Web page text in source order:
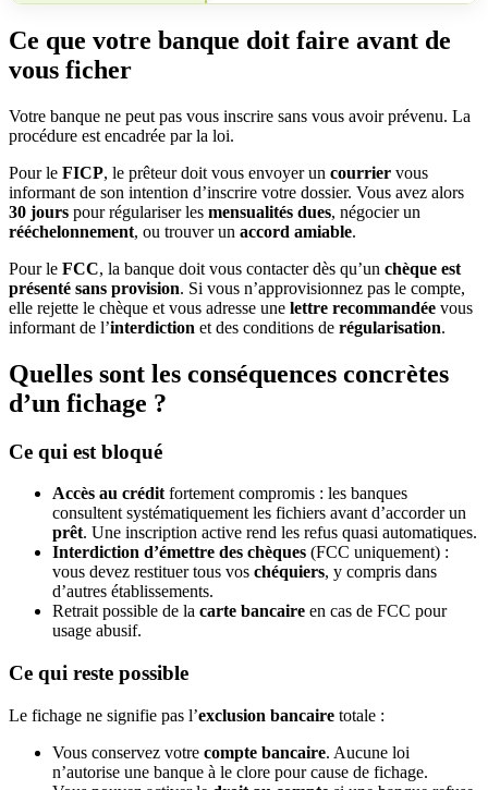
Ce que votre banque doit faire avant de
vous ficher
Votre banque ne peut pas vous inscrire sans vous avoir prévenu. La
procédure est encadrée par la loi.
Pour le FICP, le prêteur doit vous envoyer un courrier vous
informant de son intention d’inscrire votre dossier. Vous avez alors
30 jours pour régulariser les mensualités dues, négocier un
rééchelonnement, ou trouver un accord amiable.
Pour le FCC, la banque doit vous contacter dès qu’un chèque est
présenté sans provision. Si vous n’approvisionnez pas le compte,
elle rejette le chèque et vous adresse une lettre recommandée vous
informant de l’interdiction et des conditions de régularisation.
Quelles sont les conséquences concrètes
d’un fichage ?
Ce qui est bloqué
Accès au créditfortement compromis : les banques
consultent systématiquement les fichiers avant d’accorder un
prêt. Une inscription active rend les refus quasi automatiques.
Interdiction d’émettre des chèques (FCC uniquement) :
vous devez restituer tous vos chéquiers, y compris dans
d’autres établissements.
Retrait possible de la carte bancaire en cas de FCC pour
usage abusif.
Ce qui reste possible
Le fichage ne signifie pas l’exclusion bancaire totale :
Vous conservez votre compte bancaire. Aucune loi
n’autorise une banque à le clore pour cause de fichage.